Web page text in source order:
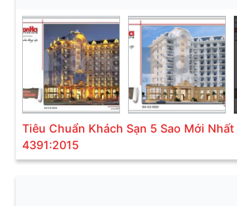
Tiêu Chuẩn Khách Sạn 5 Sao Mới
4391:2015